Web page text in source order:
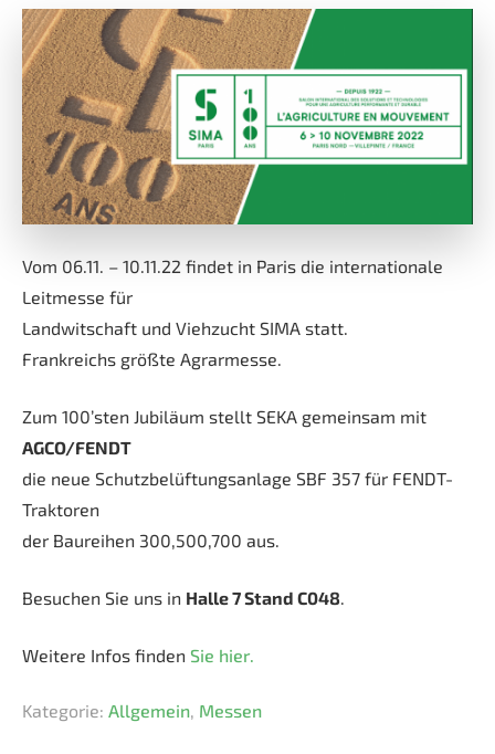
Vom 06.11. – 10.11.22 findet in Paris die internationale
Leitmesse für
Landwitschaft und Viehzucht SIMA statt.
Frankreichs größte Agrarmesse.
Zum 100’sten Jubiläum stellt SEKA gemeinsam mit
AGCO/FENDT
die neue Schutzbelüftungsanlage SBF 357 für FENDT-
Traktoren
der Baureihen 300,500,700 aus.
Besuchen Sie uns in Halle 7 Stand C048
Weitere Infos finden Sie hier.
Kategorie: Allgemein Messen